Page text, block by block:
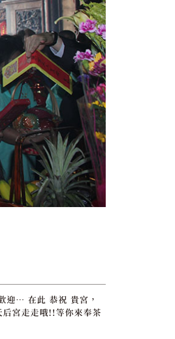
迎… 在此 恭祝 貴宮，
后宮走走哦!!等你來奉茶